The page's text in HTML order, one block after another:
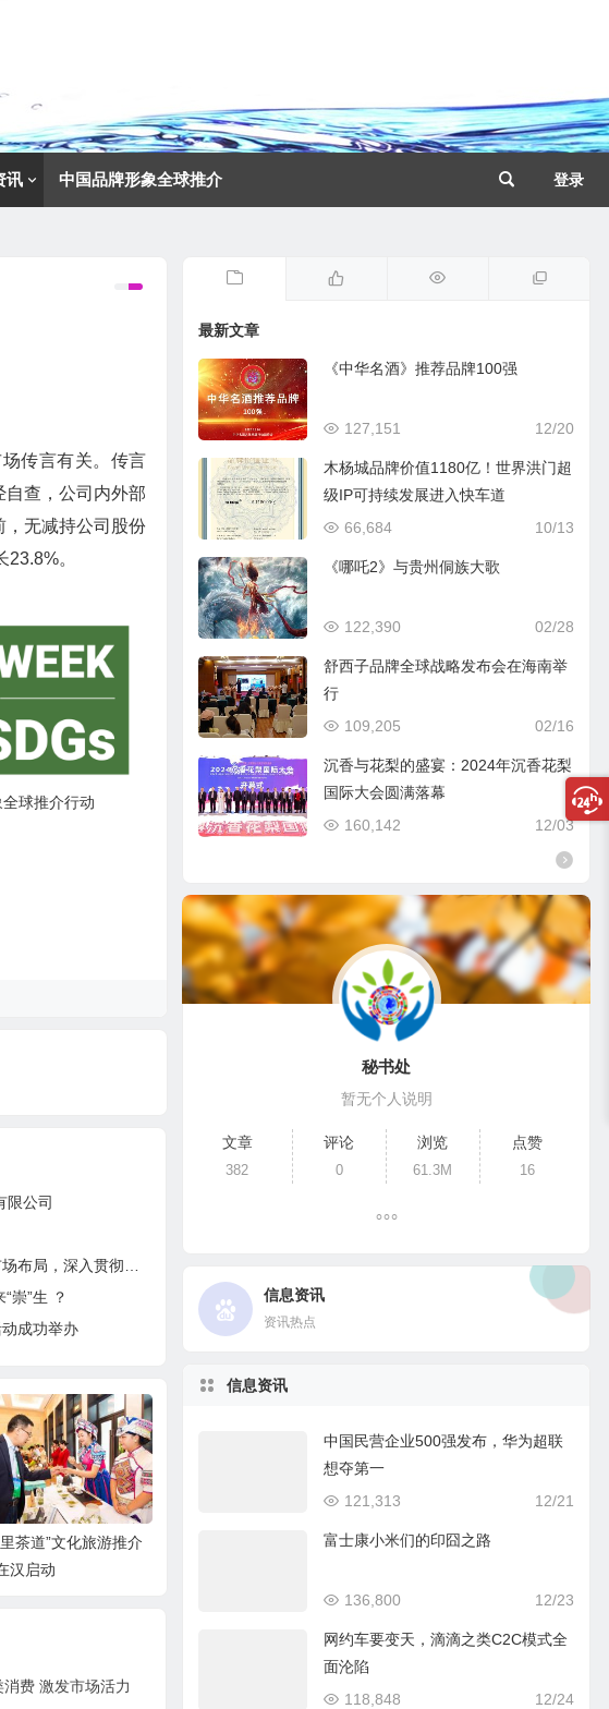
讯 中国品牌形象全球推介 登录
传言有关。传言
查，公司内外部
，无减持公司股份
。
球推介行动
限公司
深入贯彻国际化战略
崇”生 ？
成功举办
茶道”文化旅游推介
汉启动
以华商大会为续，茅台再
局，深入贯彻国际化战略
敢称“比白酒好喝”，“新物
种”酃酒有何来头？
费 激发市场活力
最新文章
《中华名酒》推荐品牌100强
12/20
127,151
木杨城品牌价值1180亿！世界洪门超
级IP可持续发展进入快车道
10/13
66,684
《哪吒2》与贵州侗族大歌
02/28
122,390
舒西子品牌全球战略发布会在海南举
行
02/16
109,205
沉香与花梨的盛宴：2024年沉香花梨
国际大会圆满落幕
12/03
160,142
秘书处
暂无个人说明
文章
382
评论
0
浏览
61.3M
点赞
16
信息资讯
资讯热点
信息资讯
中国民营企业500强发布，华为超联
想夺第一
12/21
121,313
富士康小米们的印囧之路
12/23
136,800
网约车要变天，滴滴之类C2C模式全
面沦陷
12/24
118,848